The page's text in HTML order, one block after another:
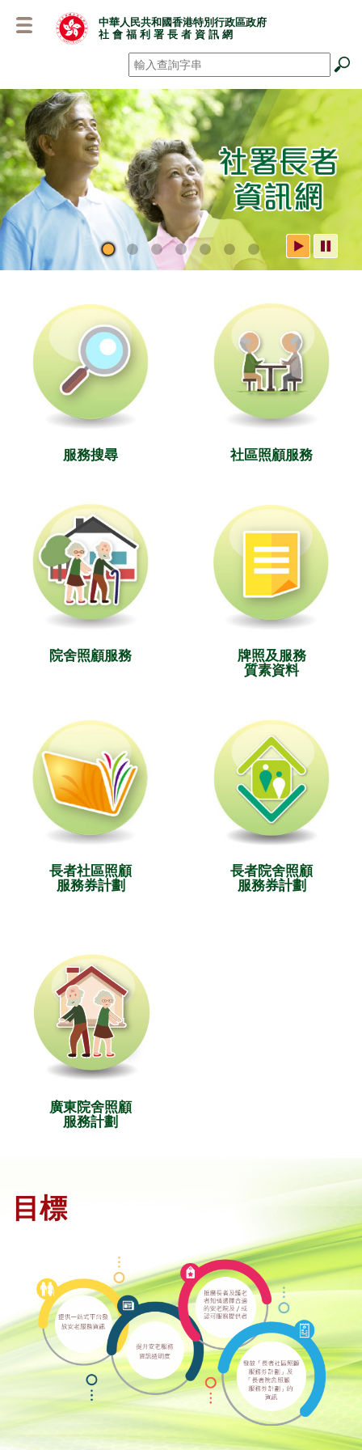
容
中華人民共和國香港特別行政區政府
社 會 福 利 署 長 者 資 訊 網
搜尋 *
社署長者資訊網
服務搜尋 社區照顧服務
院舍照顧服務
牌照及服務
質素資料
長者社區照顧
服務券計劃
長者院舍照顧
服務券計劃
廣東院舍照顧
服務計劃
目標